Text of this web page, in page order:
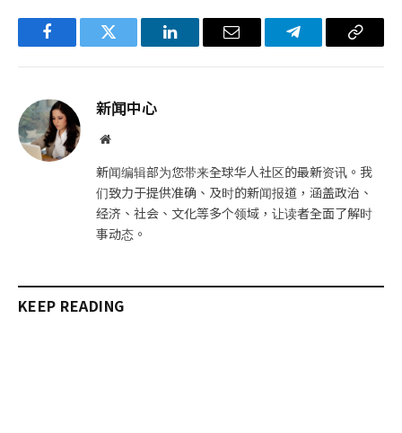
FacebookTwitter LinkedIn电
Telegram复
新闻中心
网
新闻编辑部为您带来全球华人社区的最新资讯。我
们致力于提供准确、及时的新闻报道，涵盖政治、
经济、社会、文化等多个领域，让读者全面了解时
事动态。
KEEP READING